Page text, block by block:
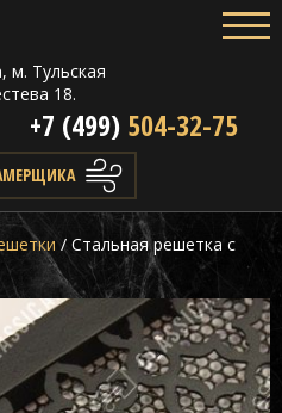
м. Тульская
18.
+7 (499) 504-32-75
/ Стальная решетка с